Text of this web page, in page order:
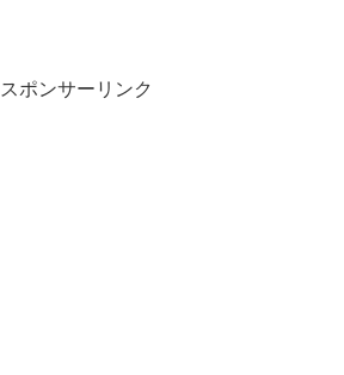
スポンサーリンク